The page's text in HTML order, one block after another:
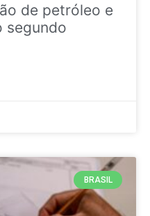
de petróleo e
segundo
BRASIL